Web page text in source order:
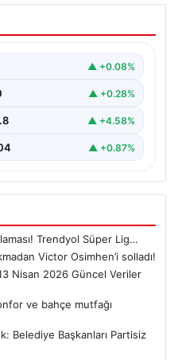
maça çıkmadan
▲ +0.08%
▲ +0.28%
▲ +4.58%
▲ +0.87%
Trendyol Süper Lig…
Victor Osimhen’i solladı!
Nisan 2026 Güncel Veriler
ve bahçe mutfağı
Belediye Başkanları Partisiz